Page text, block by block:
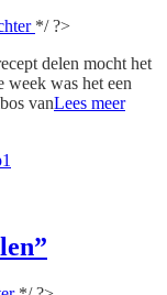
*/ ?>
delen mocht het
week was het een
vanLees meer